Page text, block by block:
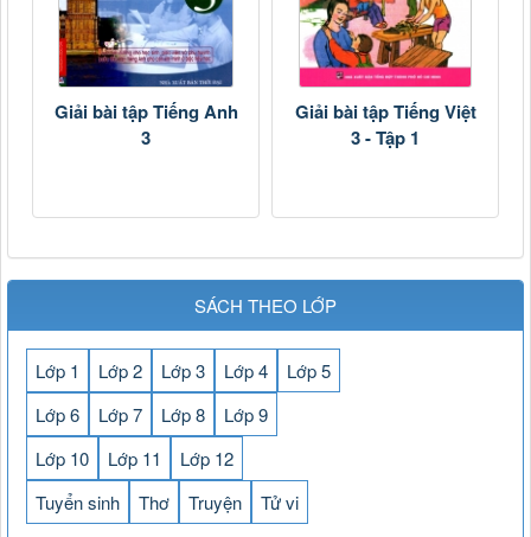
Giải bài tập Tiếng Anh
3
Giải bài tập Tiếng Việt
3 - Tập 1
SÁCH THEO LỚP
Lớp 1 Lớp 2 Lớp 3 Lớp 4
Lớp 5
Lớp 6
Lớp 7 Lớp 8
Lớp 9
Lớp 10
Lớp 11
Lớp 12
Tuyển sinh
Thơ Truyện Tử vi